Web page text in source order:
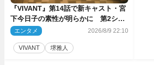
『VIVANT』第14話で新キャスト・宮
下今日子の素性が明らかに 第2シー
ズンのキーパーソンの1人
エンタメ 2026/8/9 22:10
VIVANT 堺雅人